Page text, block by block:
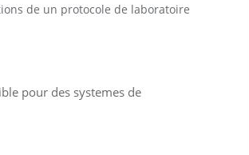
de un protocole de laboratoire
pour des systemes de